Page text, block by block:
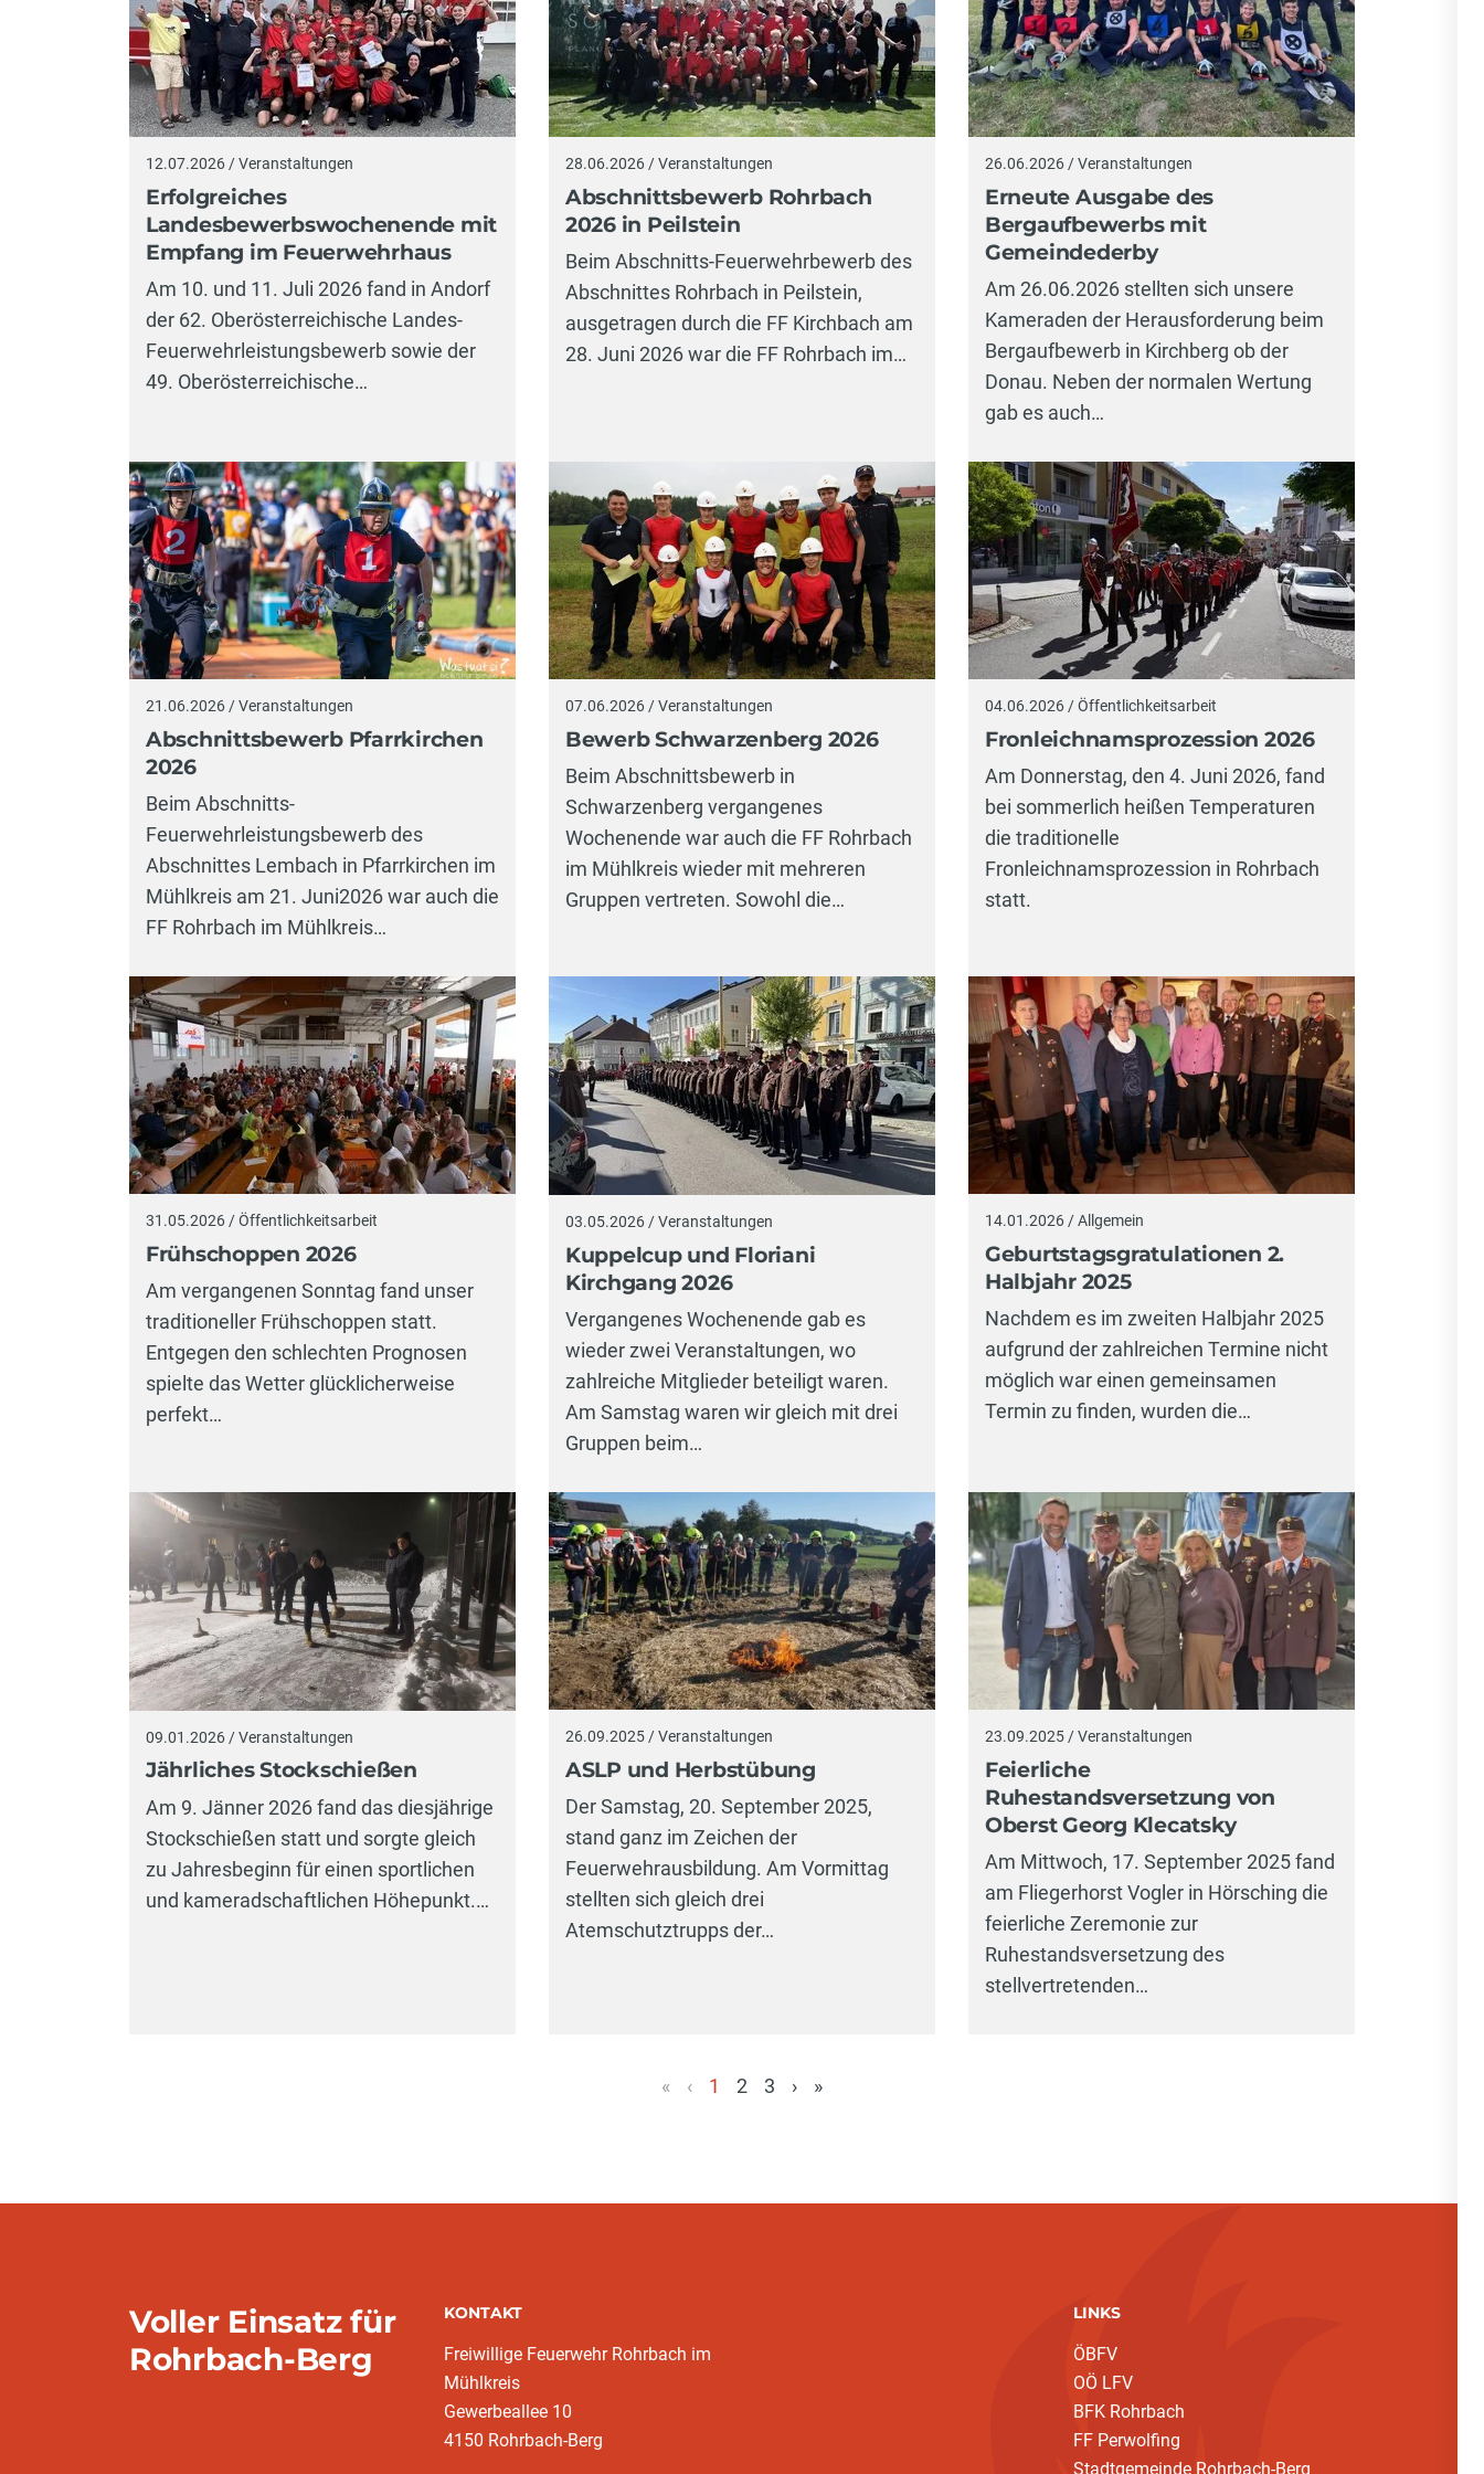
12.07.2026 / Veranstaltungen
Erfolgreiches
Landesbewerbswochenende mit
Empfang im Feuerwehrhaus
Am 10. und 11. Juli 2026 fand in Andorf
der 62. Oberösterreichische Landes-
Feuerwehrleistungsbewerb sowie der
49. Oberösterreichische…
28.06.2026 / Veranstaltungen
Abschnittsbewerb Rohrbach
2026 in Peilstein
Beim Abschnitts-Feuerwehrbewerb des
Abschnittes Rohrbach in Peilstein,
ausgetragen durch die FF Kirchbach am
28. Juni 2026 war die FF Rohrbach im…
26.06.2026 / Veranstaltungen
Erneute Ausgabe des
Bergaufbewerbs mit
Gemeindederby
Am 26.06.2026 stellten sich unsere
Kameraden der Herausforderung beim
Bergaufbewerb in Kirchberg ob der
Donau. Neben der normalen Wertung
gab es auch…
21.06.2026 / Veranstaltungen
Abschnittsbewerb Pfarrkirchen
2026
Beim Abschnitts-
Feuerwehrleistungsbewerb des
Abschnittes Lembach in Pfarrkirchen im
Mühlkreis am 21. Juni2026 war auch die
FF Rohrbach im Mühlkreis…
07.06.2026 / Veranstaltungen
Bewerb Schwarzenberg 2026
Beim Abschnittsbewerb in
Schwarzenberg vergangenes
Wochenende war auch die FF Rohrbach
im Mühlkreis wieder mit mehreren
Gruppen vertreten. Sowohl die…
04.06.2026 / Öffentlichkeitsarbeit
Fronleichnamsprozession 2026
Am Donnerstag, den 4. Juni 2026, fand
bei sommerlich heißen Temperaturen
die traditionelle
Fronleichnamsprozession in Rohrbach
statt.
31.05.2026 / Öffentlichkeitsarbeit
Frühschoppen 2026
Am vergangenen Sonntag fand unser
traditioneller Frühschoppen statt.
Entgegen den schlechten Prognosen
spielte das Wetter glücklicherweise
perfekt…
03.05.2026 / Veranstaltungen
Kuppelcup und Floriani
Kirchgang 2026
Vergangenes Wochenende gab es
wieder zwei Veranstaltungen, wo
zahlreiche Mitglieder beteiligt waren.
Am Samstag waren wir gleich mit drei
Gruppen beim…
14.01.2026 / Allgemein
Geburtstagsgratulationen 2.
Halbjahr 2025
Nachdem es im zweiten Halbjahr 2025
aufgrund der zahlreichen Termine nicht
möglich war einen gemeinsamen
Termin zu finden, wurden die…
09.01.2026 / Veranstaltungen
Jährliches Stockschießen
Am 9. Jänner 2026 fand das diesjährige
Stockschießen statt und sorgte gleich
zu Jahresbeginn für einen sportlichen
und kameradschaftlichen Höhepunkt.…
26.09.2025 / Veranstaltungen
ASLP und Herbstübung
Der Samstag, 20. September 2025,
stand ganz im Zeichen der
Feuerwehrausbildung. Am Vormittag
stellten sich gleich drei
Atemschutztrupps der…
23.09.2025 / Veranstaltungen
Feierliche
Ruhestandsversetzung von
Oberst Georg Klecatsky
Am Mittwoch, 17. September 2025 fand
am Fliegerhorst Vogler in Hörsching die
feierliche Zeremonie zur
Ruhestandsversetzung des
stellvertretenden…
« ‹
1
2 3 › »
Voller Einsatz für
Rohrbach-Berg
KONTAKT
Freiwillige Feuerwehr Rohrbach im
Mühlkreis
Gewerbeallee 10
4150 Rohrbach-Berg
LINKS
ÖBFV
OÖ LFV
BFK Rohrbach
FF Perwolfing
Stadtgemeinde Rohrbach-Berg